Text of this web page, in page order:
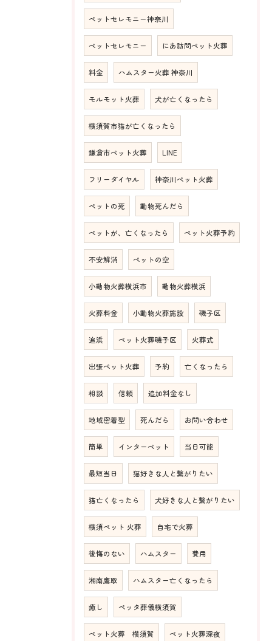
ペットセレモニー神奈川
ペットセレモニー にあ訪問ペット火葬
料金 ハムスター火葬 神奈川
モルモット火葬 犬が亡くなったら
横須賀市猫が亡くなったら
鎌倉市ペット火葬 LINE
フリーダイヤル 神奈川ペット火葬
ペットの死 動物死んだら
ペットが、亡くなったら ペット火葬予約
不安解消 ペットの空
小動物火葬横浜市 動物火葬横浜
火葬料金 小動物火葬施設 磯子区
追浜 ペット火葬磯子区 火葬式
出張ペット火葬 予約 亡くなったら
相談 信頼 追加料金なし
地域密着型 死んだら お問い合わせ
簡単 インターペット 当日可能
最短当日 猫好きな人と繋がりたい
猫亡くなったら 犬好きな人と繋がりたい
横須ペット 火葬 自宅で火葬
後悔のない ハムスター 費用
湘南鷹取 ハムスター亡くなったら
癒し ペッタ葬儀横須賀
ペット火葬 横須賀 ペット火葬深夜